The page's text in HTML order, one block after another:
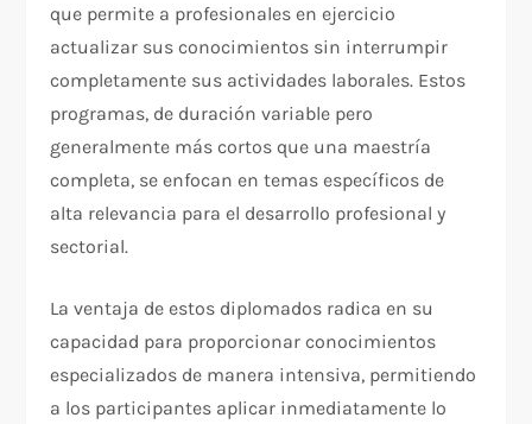
que permite a profesionales en ejercicio
actualizar sus conocimientos sin interrumpir
completamente sus actividades laborales. Estos
programas, de duración variable pero
generalmente más cortos que una maestría
completa, se enfocan en temas específicos de
alta relevancia para el desarrollo profesional y
sectorial.
La ventaja de estos diplomados radica en su
capacidad para proporcionar conocimientos
especializados de manera intensiva, permitiendo
a los participantes aplicar inmediatamente lo